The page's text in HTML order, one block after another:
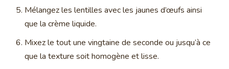
Mélangez les lentilles avec les jaunes d’œufs ainsi
que la crème liquide.
Mixez le tout une vingtaine de seconde ou jusqu’à ce
que la texture soit homogène et lisse.